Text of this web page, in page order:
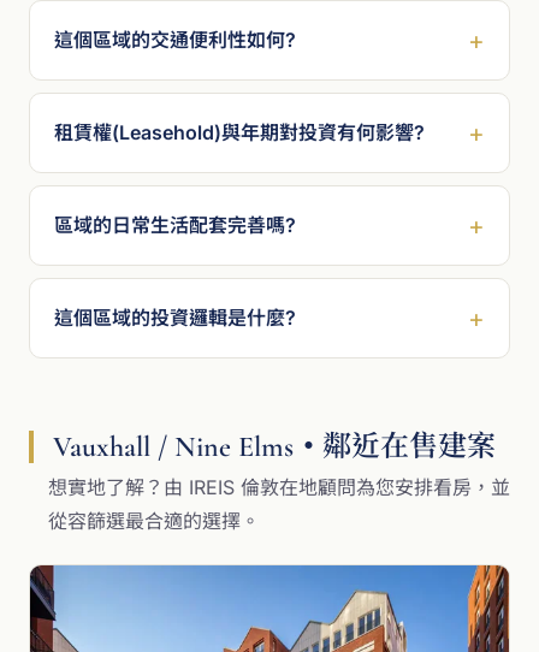
這個區域的交通便利性如何?
租賃權(Leasehold)與年期對投資有何影響?
區域的日常生活配套完善嗎?
這個區域的投資邏輯是什麼?
Vauxhall / Nine Elms・鄰近在售建案
想實地了解？由 IREIS 倫敦在地顧問為您安排看房，並
從容篩選最合適的選擇。